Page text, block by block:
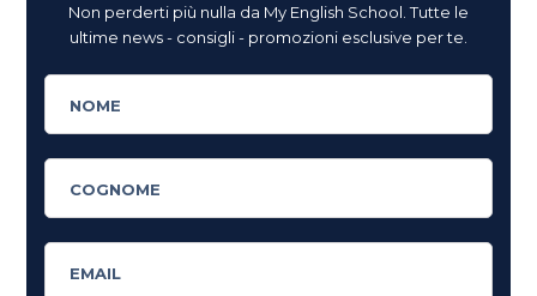
Non perderti più nulla da My English School. Tutte le
ultime news - consigli - promozioni esclusive per te.